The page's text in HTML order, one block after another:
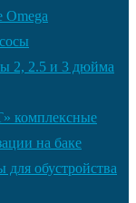
2, 2.5 и 3 дюйма
комплексные
на баке
обустройства